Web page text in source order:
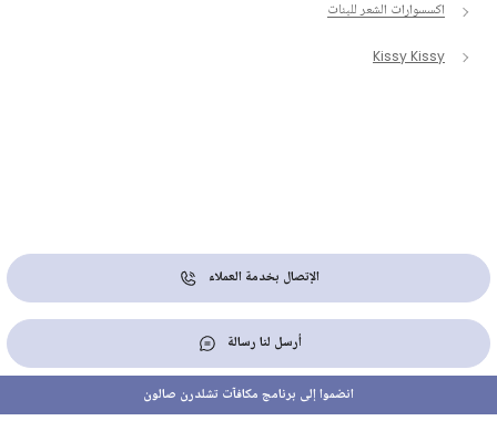
اكسسوارات الشعر للبنات
Kissy Kissy
الإتصال بخدمة العملاء
أرسل لنا رسالة
انضموا إلى برنامج مكافآت تشلدرن صالون